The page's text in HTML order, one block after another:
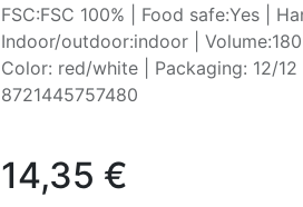
FSC:FSC 100% | Food safe:Yes |
Indoor/outdoor:indoor |
Color: red/white | Packaging: 12/
8721445757480
14,35 €